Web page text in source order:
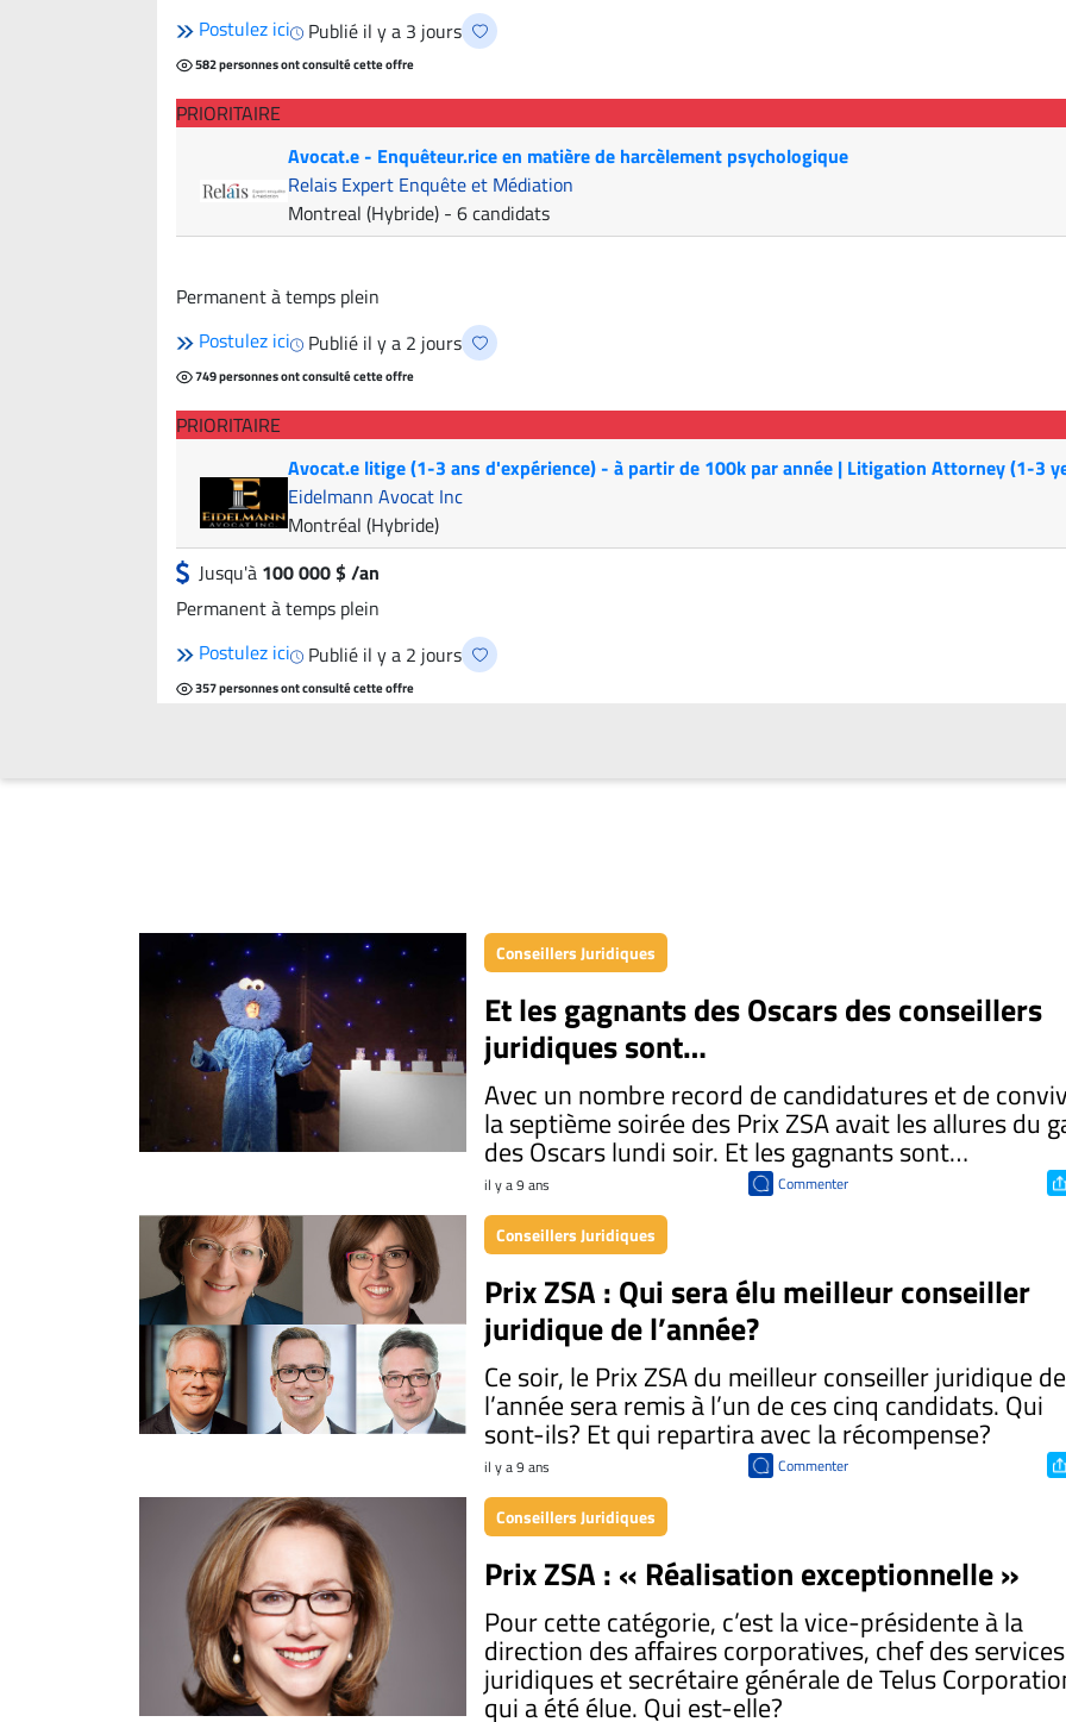
Postulez ici
Publié il y a 3 jours
582 personnes ont consulté cette offre
PRIORITAIRE
Avocat.e - Enquêteur.rice en matière de harcèlement psychologique
Relais Expert Enquête et Médiation
Montreal (Hybride) - 6 candidats
Permanent à temps plein
Postulez ici
Publié il y a 2 jours
749 personnes ont consulté cette offre
PRIORITAIRE
Avocat.e litige (1-3 ans d'expérience) - à partir de 100k par année | Litigation Attorney (1-3
Eidelmann Avocat Inc
Montréal (Hybride)
Jusqu'à 100 000 $ /an
Permanent à temps plein
Postulez ici
Publié il y a 2 jours
357 personnes ont consulté cette offre
Conseillers Juridiques
Et les gagnants des Oscars des conseillers
juridiques sont…
Avec un nombre record de candidatures et de
la septième soirée des Prix ZSA avait les allures du
des Oscars lundi soir. Et les gagnants sont…
il y a 9 ans Commenter
Conseillers Juridiques
Prix ZSA : Qui sera élu meilleur conseiller
juridique de l’année?
Ce soir, le Prix ZSA du meilleur conseiller juridique de
l’année sera remis à l’un de ces cinq candidats. Qui
sont-ils? Et qui repartira avec la récompense?
il y a 9 ans Commenter
Conseillers Juridiques
Prix ZSA : « Réalisation exceptionnelle »
Pour cette catégorie, c’est la vice-présidente à la
direction des affaires corporatives, chef des services
juridiques et secrétaire générale de Telus
qui a été élue. Qui est-elle?